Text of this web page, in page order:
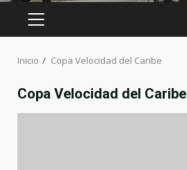
MENÚ
Inicio Copa Velocidad del Caribe
Copa Velocidad del Caribe